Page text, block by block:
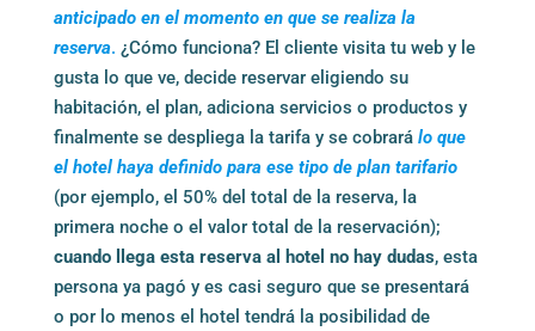
anticipado en el momento en que se realiza la
reserva. ¿Cómo funciona? El cliente visita tu web y le
gusta lo que ve, decide reservar eligiendo su
habitación, el plan, adiciona servicios o productos y
finalmente se despliega la tarifa y se cobrará lo que
el hotel haya definido para ese tipo de plan tarifario
(por ejemplo, el 50% del total de la reserva, la
primera noche o el valor total de la reservación);
cuando llega esta reserva al hotel no hay dudas, esta
persona ya pagó y es casi seguro que se presentará
o por lo menos el hotel tendrá la posibilidad de